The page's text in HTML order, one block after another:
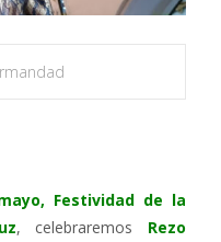
Festividad de la
, celebraremos Rezo